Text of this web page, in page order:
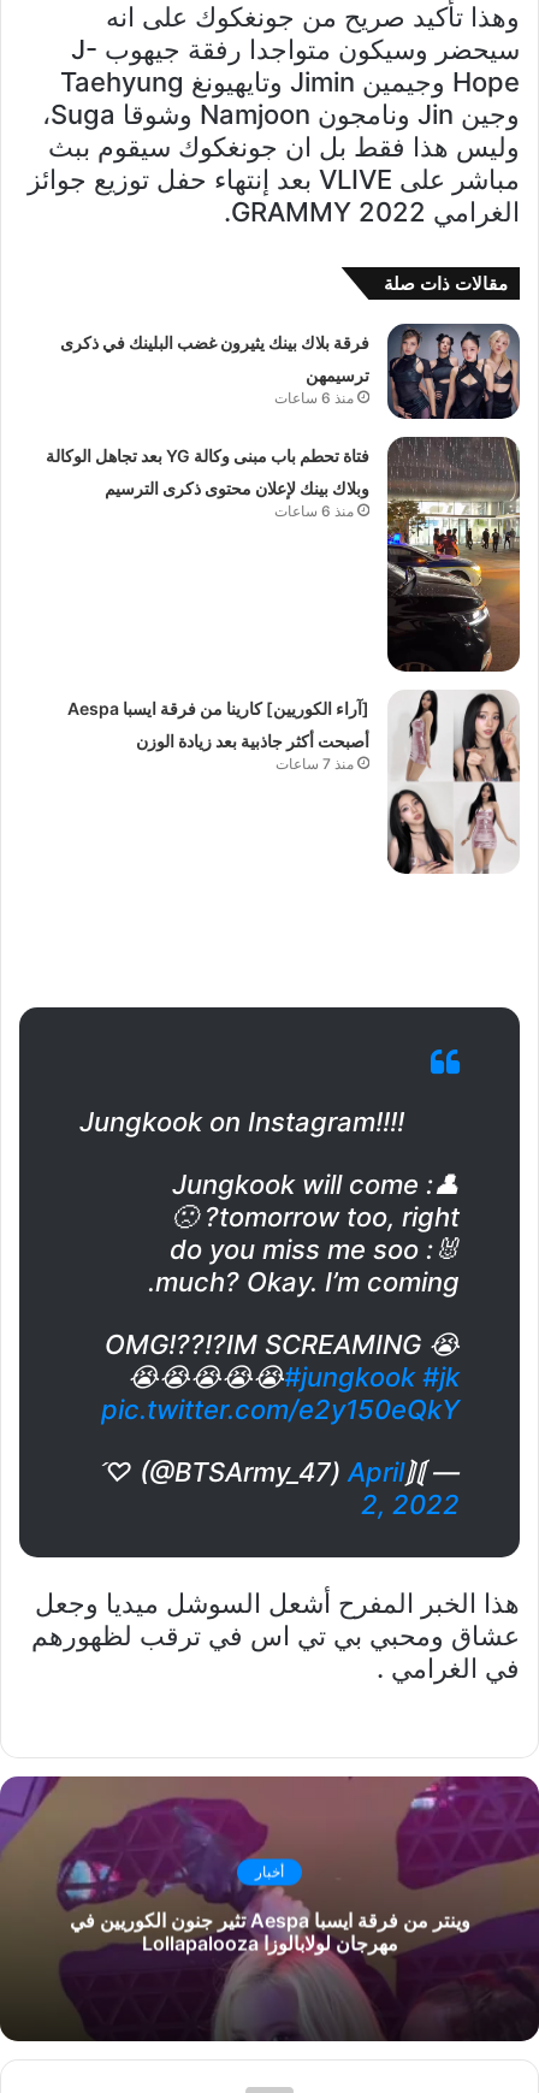
وهذا تأكيد صريح من جونغكوك على انه
سيحضر وسيكون متواجدا رفقة جيهوب J-
Hope وجيمين Jimin وتايهيونغ Taehyung
وجين Jin ونامجون Namjoon وشوقا Suga،
وليس هذا فقط بل ان جونغكوك سيقوم ببث
مباشر على VLIVE بعد إنتهاء حفل توزيع جوائز
الغرامي GRAMMY 2022.
مقالات ذات صلة
فرقة بلاك بينك يثيرون غضب البلينك في ذكرى
ترسيمهن
منذ 6 ساعات
فتاة تحطم باب مبنى وكالة YG بعد تجاهل الوكالة
وبلاك بينك لإعلان محتوى ذكرى الترسيم
منذ 6 ساعات
[آراء الكوريين] كارينا من فرقة ايسبا Aespa
أصبحت أكثر جاذبية بعد زيادة الوزن
منذ 7 ساعات
Jungkook on Instagram!!!!
👤: Jungkook will come
tomorrow too, right? 🙁
🐰: do you miss me soo
much? Okay. I’m coming.
OMG!??!?IM SCREAMING 😭
😭😭😭😭😭#jungkook #jk
pic.twitter.com/e2y150eQkY
— ⟭⟬♡ (@BTSArmy_47)
April
2, 2022
هذا الخبر المفرح أشعل السوشل ميديا وجعل
عشاق ومحبي بي تي اس في ترقب لظهورهم
في الغرامي .
أخبار
وينتر من فرقة ايسبا Aespa تثير جنون الكوريين في
مهرجان لولابالوزا Lollapalooza